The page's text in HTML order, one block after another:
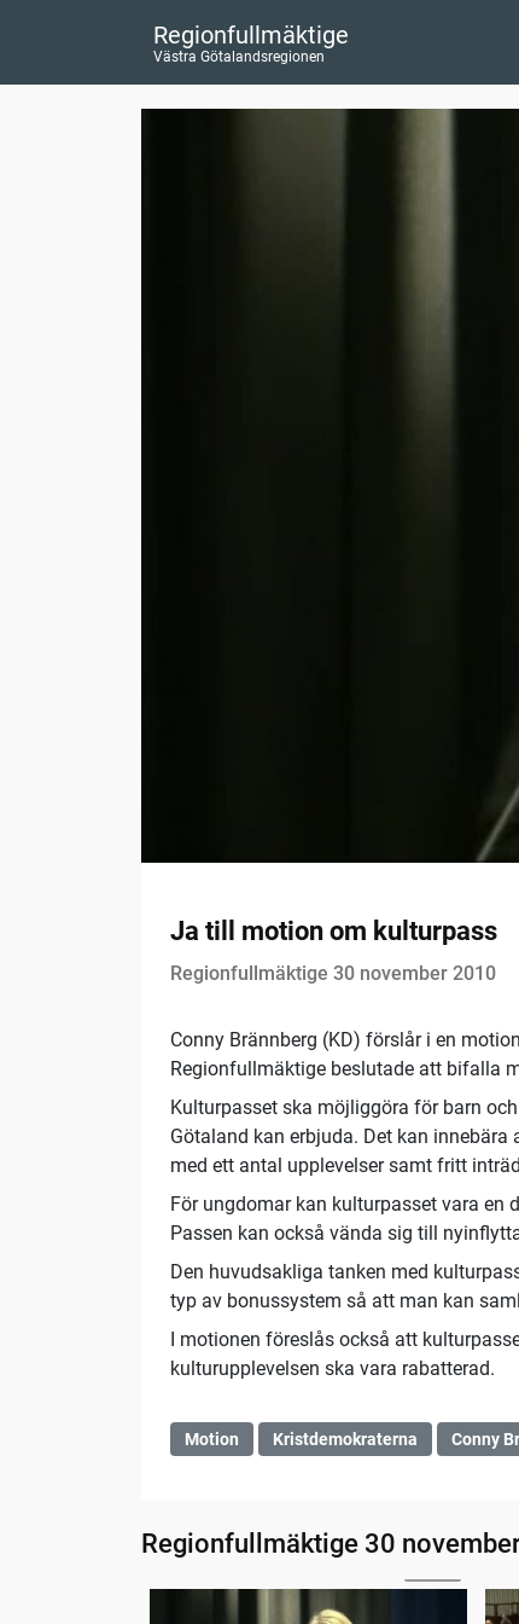
Regionfullmäktige
Västra Götalandsregionen
Ja till motion om kulturpass
Regionfullmäktige 30 november 2010
Conny Brännberg (KD) förslår i en
Regionfullmäktige beslutade att bifalla
Kulturpasset ska möjliggöra för barn
Götaland kan erbjuda. Det kan
med ett antal upplevelser samt fritt
För ungdomar kan kulturpasset vara
Passen kan också vända sig till
Den huvudsakliga tanken med
typ av bonussystem så att man kan
I motionen föreslås också att
kulturupplevelsen ska vara rabatterad.
Motion Kristdemokraterna Conny
Regionfullmäktige 30
Regionfullmäktige öppnat